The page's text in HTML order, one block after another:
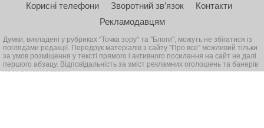
Корисні телефони Зворотний зв’язок
Контакти
Рекламодавцям
Думки, викладені у рубриках "Точка зору" та "Блоги", можуть не збігатися із
поглядами редакції. Передрук матеріалів з сайту "Про все" можливий тільки
за умов розміщення у тексті прямого і активного посилання на сайт не далі
першого абзацу. Відповідальність за зміст рекламних оголошень та банерів
несе рекламодавець